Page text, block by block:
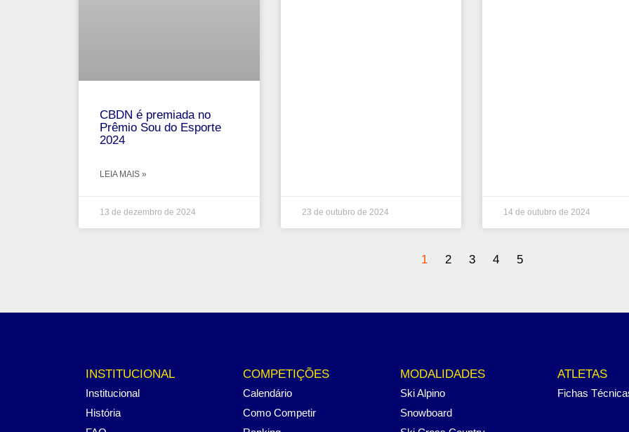
CBDN é premiada no
Prêmio Sou do Esporte
2024
LEIA MAIS »
13 de dezembro de 2024 23 de outubro de 2024 14 de outubro de 2024
1 2 3 4 5
INSTITUCIONAL
Institucional
História
COMPETIÇÕES
Calendário
Como Competir
MODALIDADES
Ski Alpino
Snowboard
ATLETAS
Fichas